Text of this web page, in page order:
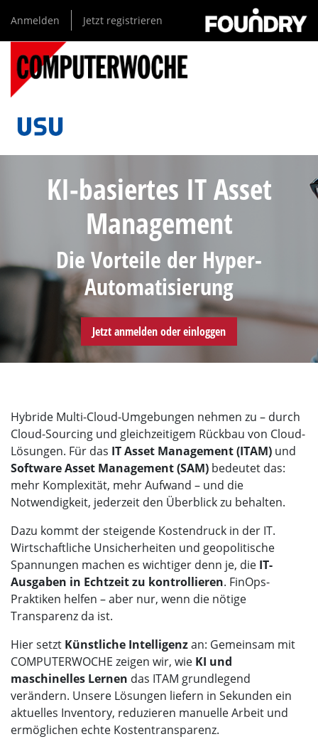
zum
Inhalt
Anmelden Jetzt registrieren
KI-basiertes IT Asset
Management
Die Vorteile der Hyper-
Automatisierung
Jetzt anmelden oder einloggen
Hybride Multi-Cloud-Umgebungen nehmen zu – durch
Cloud-Sourcing und gleichzeitigem Rückbau von Cloud-
Lösungen. Für das IT Asset Management (ITAM) und
Software Asset Management (SAM) bedeutet das:
mehr Komplexität, mehr Aufwand – und die
Notwendigkeit, jederzeit den Überblick zu behalten.
Dazu kommt der steigende Kostendruck in der IT.
Wirtschaftliche Unsicherheiten und geopolitische
Spannungen machen es wichtiger denn je, die IT-
Ausgaben in Echtzeit zu kontrollieren. FinOps-
Praktiken helfen – aber nur, wenn die nötige
Transparenz da ist.
Hier setzt Künstliche Intelligenzan: Gemeinsam mit
COMPUTERWOCHE zeigen wir, wie KI und
maschinelles Lernen das ITAM grundlegend
verändern. Unsere Lösungen liefern in Sekunden ein
aktuelles Inventory, reduzieren manuelle Arbeit und
ermöglichen echte Kostentransparenz.